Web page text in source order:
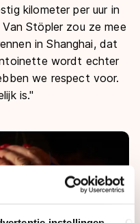
kilometer per uur in
Stöpler zou ze mee
in Shanghai, dat
wordt echter
we respect voor.
is."